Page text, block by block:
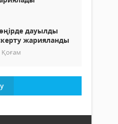
дауылды
жарияланды
Қоғам